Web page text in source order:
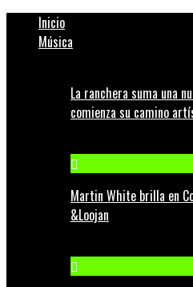
Inicio
Música
La ranchera suma una
comienza su camino
Martin White brilla en
&Loojan